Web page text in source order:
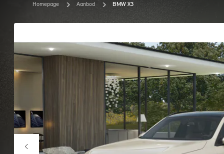
MINI COOPER ELECTRIC
MINI ACEMAN ELECTRIC
MINI COUNTRYMAN ELECTRIC
JOHN COOPER WORKS
MINI
MINI
MINI
Homepage Aanbod BMW X3